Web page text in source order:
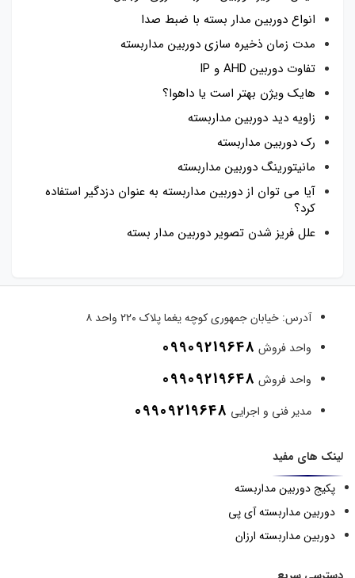
انواع دوربین مدار بسته با ضبط صدا
مدت زمان ذخیره سازی دوربین مداربسته
تفاوت دوربین AHD و IP
هایک ویژن بهتر است یا داهوا؟
زاویه دید دوربین مداربسته
رک دوربین مداربسته
مانیتورینگ دوربین مداربسته
آیا می توان از دوربین مداربسته به عنوان دزدگیر استفاده
کرد؟
علل فریز شدن تصویر دوربین مدار بسته
آدرس: خیابان جمهوری کوچه یغما پلاک ۲۲۰ واحد ۸
واحد فروش 09909219648
واحد فروش 09909219648
مدیر فنی و اجرایی 09909219648
لینک های مفید
پکیج دوربین مداربسته
دوربین مداربسته آی پی
دوربین مداربسته ارزان